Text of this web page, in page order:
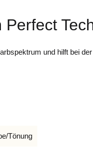
Perfect
und hilft bei
Tönung